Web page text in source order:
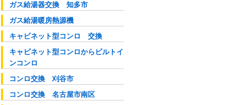
ガス給湯器交換 知多市
ガス給湯暖房熱源機
キャビネット型コンロ 交換
キャビネット型コンロからビルトイ
ンコンロ
コンロ交換 刈谷市
コンロ交換 名古屋市南区